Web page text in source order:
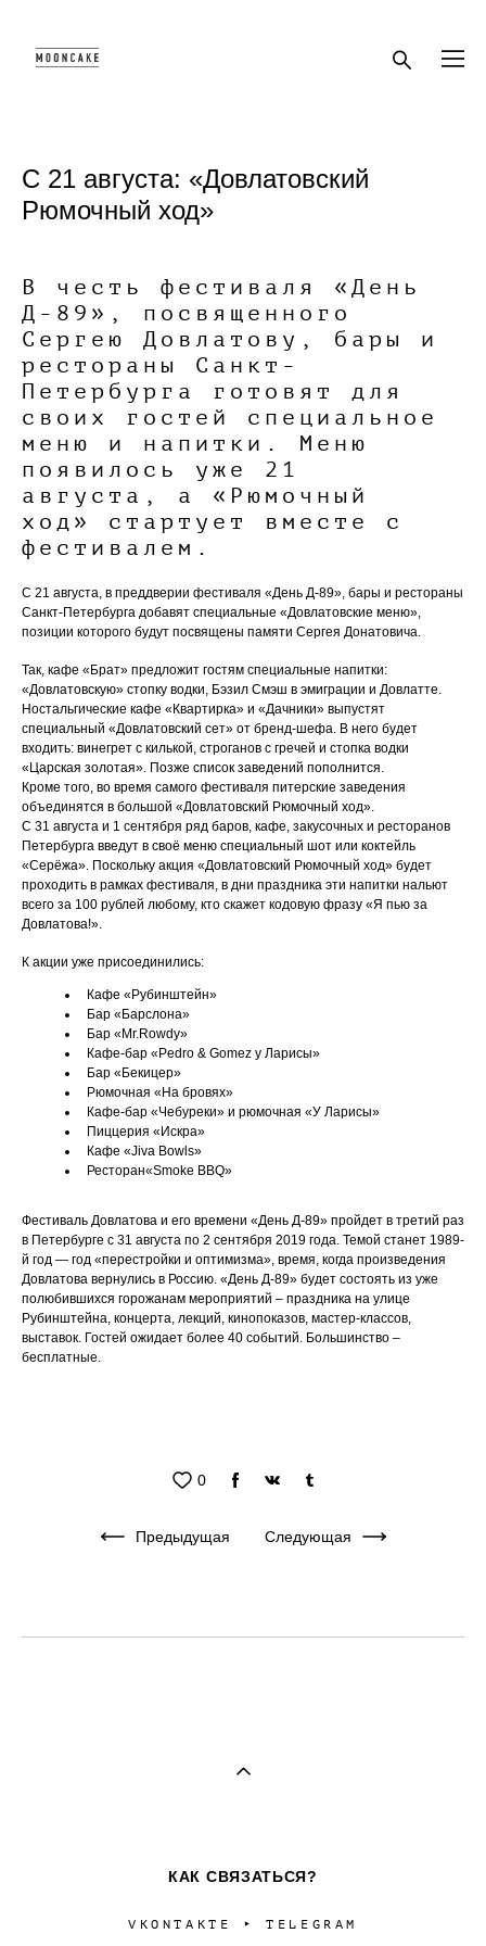
С 21 августа: «Довлатовский
Рюмочный ход»
В честь фестиваля «День
Д-89», посвященного
Сергею Довлатову, бары и
рестораны Санкт-
Петербурга готовят для
своих гостей специальное
меню и напитки. Меню
появилось уже 21
августа, а «Рюмочный
ход» стартует вместе с
фестивалем.
С 21 августа, в преддверии фестиваля «День Д-89», бары и рестораны
Санкт-Петербурга добавят специальные «Довлатовские меню»,
позиции которого будут посвящены памяти Сергея Донатовича.
Так, кафе «Брат» предложит гостям специальные напитки:
«Довлатовскую» стопку водки, Бэзил Смэш в эмиграции и Довлатте.
Ностальгические кафе «Квартирка» и «Дачники» выпустят
специальный «Довлатовский сет» от бренд-шефа. В него будет
входить: винегрет с килькой, строганов с гречей и стопка водки
«Царская золотая». Позже список заведений пополнится.
Кроме того, во время самого фестиваля питерские заведения
объединятся в большой «Довлатовский Рюмочный ход».
С 31 августа и 1 сентября ряд баров, кафе, закусочных и ресторанов
Петербурга введут в своё меню специальный шот или коктейль
«Серёжа». Поскольку акция «Довлатовский Рюмочный ход» будет
проходить в рамках фестиваля, в дни праздника эти напитки нальют
всего за 100 рублей любому, кто скажет кодовую фразу «Я пью за
Довлатова!».
К акции уже присоединились:
Кафе «Рубинштейн»
Бар «Барслона»
Бар «Mr.Rowdy»
Кафе-бар «Pedro & Gomez у Ларисы»
Бар «Бекицер»
Рюмочная «На бровях»
Кафе-бар «Чебуреки» и рюмочная «У Ларисы»
Пиццерия «Искра»
Кафе «Jiva Bowls»
Ресторан«Smoke BBQ»
Фестиваль Довлатова и его времени «День Д-89» пройдет в третий раз
в Петербурге с 31 августа по 2 сентября 2019 года. Темой станет 1989-
й год — год «перестройки и оптимизма», время, когда произведения
Довлатова вернулись в Россию. «День Д-89» будет состоять из уже
полюбившихся горожанам мероприятий – праздника на улице
Рубинштейна, концерта, лекций, кинопоказов, мастер-классов,
выставок. Гостей ожидает более 40 событий. Большинство –
бесплатные.
0
Предыдущая Следующая
КАК СВЯЗАТЬСЯ?
VKONTAKTE ‣ TELEGRAM